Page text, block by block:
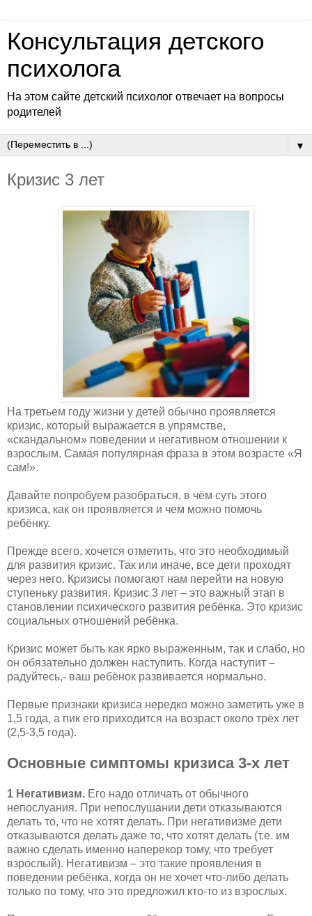
Консультация детского
психолога
На этом сайте детский психолог отвечает на вопросы
родителей
▼
Кризис 3 лет
На третьем году жизни у детей обычно проявляется
кризис, который выражается в упрямстве,
«скандальном» поведении и негативном отношении к
взрослым. Самая популярная фраза в этом возрасте «Я
сам!».
Давайте попробуем разобраться, в чём суть этого
кризиса, как он проявляется и чем можно помочь
ребёнку.
Прежде всего, хочется отметить, что это необходимый
для развития кризис. Так или иначе, все дети проходят
через него. Кризисы помогают нам перейти на новую
ступеньку развития. Кризис 3 лет – это важный этап в
становлении психического развития ребёнка. Это кризис
социальных отношений ребёнка.
Кризис может быть как ярко выраженным, так и слабо, но
он обязательно должен наступить. Когда наступит –
радуйтесь,- ваш ребёнок развивается нормально.
Первые признаки кризиса нередко можно заметить уже в
1,5 года, а пик его приходится на возраст около трёх лет
(2,5-3,5 года).
Основные симптомы кризиса 3-х лет
1 Негативизм. Его надо отличать от обычного
непослуания. При непослушании дети отказываются
делать то, что не хотят делать. При негативизме дети
отказываются делать даже то, что хотят делать (т.е. им
важно сделать именно наперекор тому, что требует
взрослый). Негативизм – это такие проявления в
поведении ребёнка, когда он не хочет что-либо делать
только по тому, что это предложил кто-то из взрослых.